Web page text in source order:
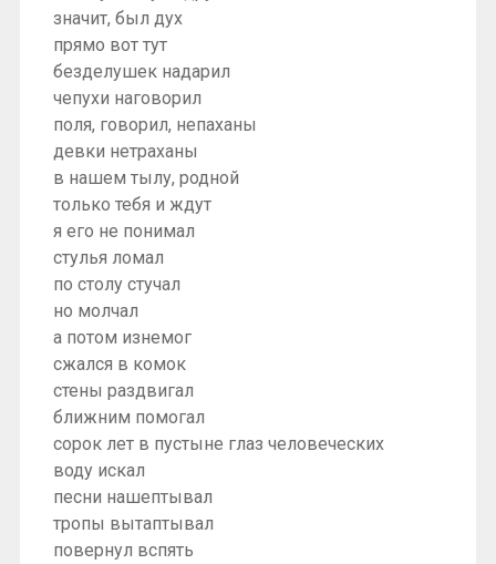
значит, был дух
прямо вот тут
безделушек надарил
чепухи наговорил
поля, говорил, непаханы
девки нетраханы
в нашем тылу, родной
только тебя и ждут
я его не понимал
стулья ломал
по столу стучал
но молчал
а потом изнемог
сжался в комок
стены раздвигал
ближним помогал
сорок лет в пустыне глаз человеческих
воду искал
песни нашептывал
тропы вытаптывал
повернул вспять